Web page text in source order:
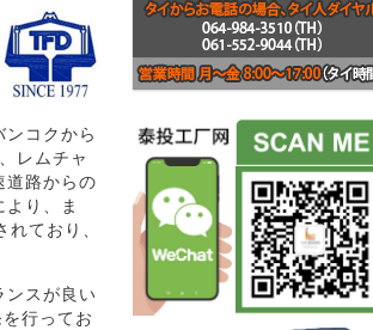
コクから
レムチャ
道路からの
り、ま
ており、
ンスが良い
行ってお